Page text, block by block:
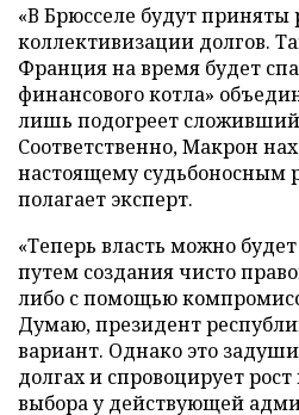
«В Брюсселе будут
коллективизации долгов.
Франция на время будет
финансового котла»
лишь подогреет
Соответственно, Макрон
настоящему судьбоносным
полагает эксперт.
«Теперь власть можно
путем создания чисто
либо с помощью
Думаю, президент
вариант. Однако это
долгах и спровоцирует
выбора у действующей